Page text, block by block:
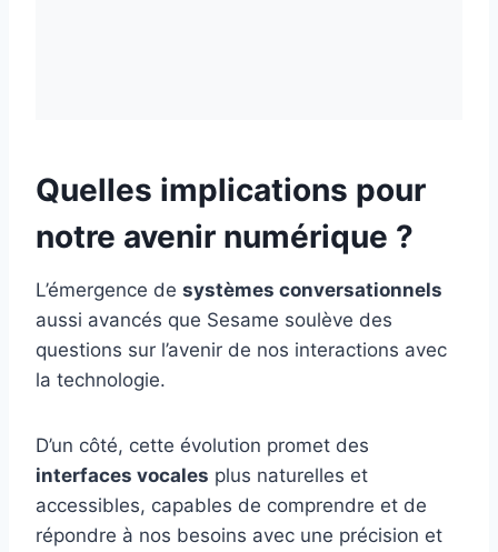
Quelles implications pour
notre avenir numérique ?
L’émergence de systèmes conversationnels
aussi avancés que Sesame soulève des
questions sur l’avenir de nos interactions avec
la technologie.
D’un côté, cette évolution promet des
interfaces vocales plus naturelles et
accessibles, capables de comprendre et de
répondre à nos besoins avec une précision et